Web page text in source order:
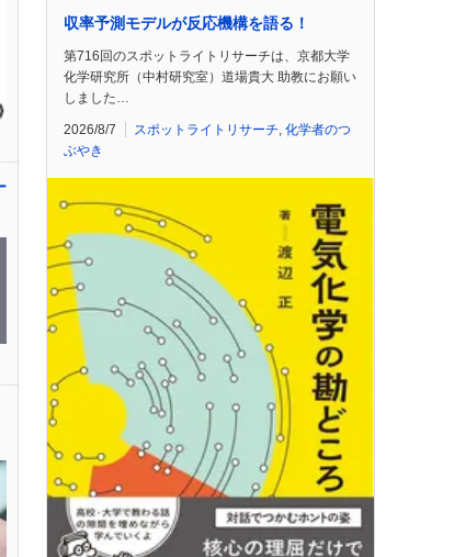
収率予測モデルが反応機構を語る！
第716回のスポットライトリサーチは、京都大学
化学研究所（中村研究室）道場貴大 助教にお願い
しました…
2026/8/7 スポットライトリサーチ 化学者のつ
ぶやき